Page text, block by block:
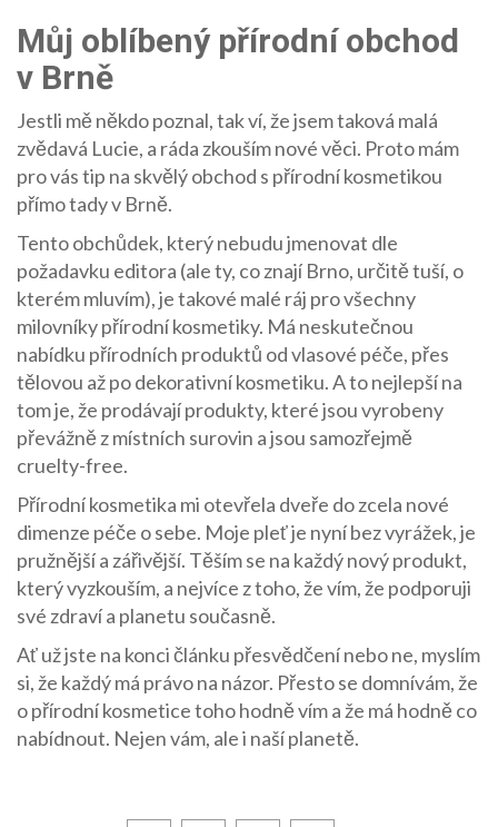
Můj oblíbený přírodní obchod
v Brně
Jestli mě někdo poznal, tak ví, že jsem taková malá
zvědavá Lucie, a ráda zkouším nové věci. Proto mám
pro vás tip na skvělý obchod s přírodní kosmetikou
přímo tady v Brně.
Tento obchůdek, který nebudu jmenovat dle
požadavku editora (ale ty, co znají Brno, určitě tuší, o
kterém mluvím), je takové malé ráj pro všechny
milovníky přírodní kosmetiky. Má neskutečnou
nabídku přírodních produktů od vlasové péče, přes
tělovou až po dekorativní kosmetiku. A to nejlepší na
tom je, že prodávají produkty, které jsou vyrobeny
převážně z místních surovin a jsou samozřejmě
cruelty-free.
Přírodní kosmetika mi otevřela dveře do zcela nové
dimenze péče o sebe. Moje pleť je nyní bez vyrážek, je
pružnější a zářivější. Těším se na každý nový produkt,
který vyzkouším, a nejvíce z toho, že vím, že podporuji
své zdraví a planetu současně.
Ať už jste na konci článku přesvědčení nebo ne, myslím
si, že každý má právo na názor. Přesto se domnívám, že
o přírodní kosmetice toho hodně vím a že má hodně co
nabídnout. Nejen vám, ale i naší planetě.